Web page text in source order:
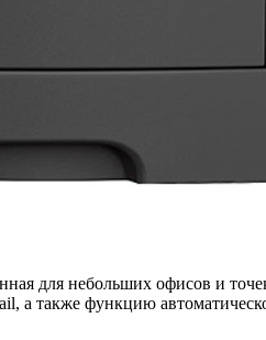
для небольших офисов и
а также функцию